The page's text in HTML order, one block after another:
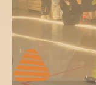
7
8